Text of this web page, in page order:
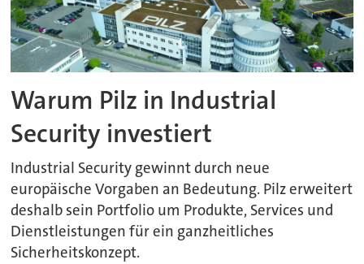
Warum Pilz in Industrial
Security investiert
Industrial Security gewinnt durch neue
europäische Vorgaben an Bedeutung. Pilz erweitert
deshalb sein Portfolio um Produkte, Services und
Dienstleistungen für ein ganzheitliches
Sicherheitskonzept.